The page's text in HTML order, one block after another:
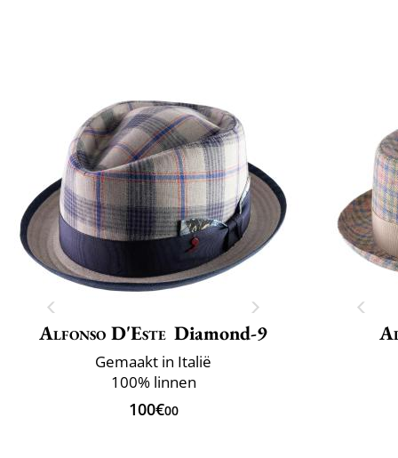
Alfonso D'Este Diamond-9
Gemaakt in Italië
100% linnen
100€00